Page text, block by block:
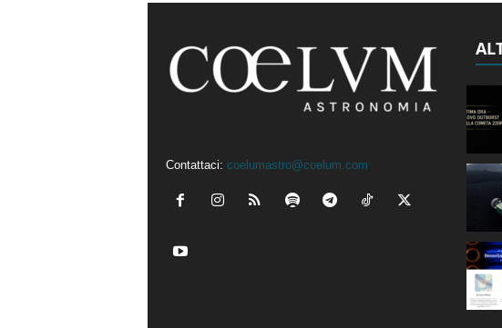
Contattaci: coelumastro@coelum.com